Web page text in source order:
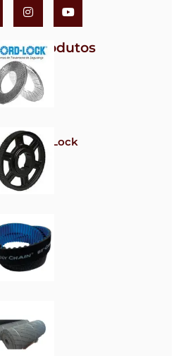
Produtos
Nord-Lock
Polias